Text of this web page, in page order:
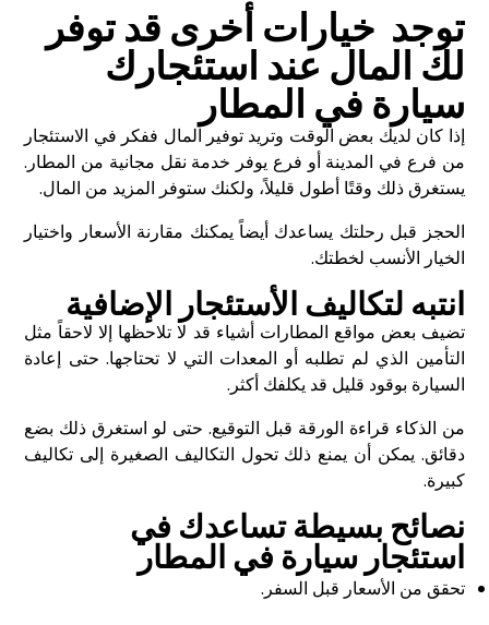
توجد خيارات أخرى قد توفر
لك المال عند استئجارك
سيارة في المطار
إذا كان لديك بعض الوقت وتريد توفير المال ففكر في الاستئجار
من فرع في المدينة أو فرع يوفر خدمة نقل مجانية من المطار.
يستغرق ذلك وقتًا أطول قليلاً، ولكنك ستوفر المزيد من المال.
الحجز قبل رحلتك يساعدك أيضاً يمكنك مقارنة الأسعار واختيار
الخيار الأنسب لخطتك.
انتبه لتكاليف الأستئجار الإضافية
تضيف بعض مواقع المطارات أشياء قد لا تلاحظها إلا لاحقاً مثل
التأمين الذي لم تطلبه أو المعدات التي لا تحتاجها. حتى إعادة
السيارة بوقود قليل قد يكلفك أكثر.
من الذكاء قراءة الورقة قبل التوقيع. حتى لو استغرق ذلك بضع
دقائق. يمكن أن يمنع ذلك تحول التكاليف الصغيرة إلى تكاليف
كبيرة.
نصائح بسيطة تساعدك في
استئجار سيارة في المطار
تحقق من الأسعار قبل السفر.